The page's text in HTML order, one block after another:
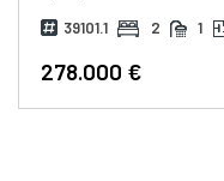
39101.1 2 1
278.000 €